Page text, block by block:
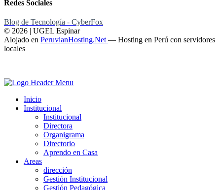
Redes Sociales
Blog de Tecnología - CyberFox
© 2026 | UGEL Espinar
Alojado en PeruvianHosting.Net — Hosting en Perú con servidores
locales
Inicio
Institucional
Institucional
Directora
Organigrama
Directorio
Aprendo en Casa
Areas
dirección
Gestión Institucional
Gestión Pedagógica